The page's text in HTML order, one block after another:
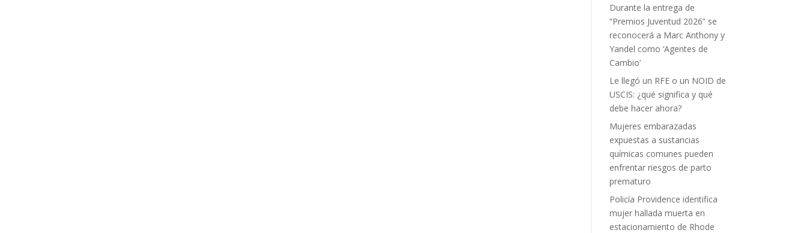
Durante la entrega de
“Premios Juventud 2026” se
reconocerá a Marc Anthony y
Yandel como ‘Agentes de
Cambio’
Le llegó un RFE o un NOID de
USCIS: ¿qué significa y qué
debe hacer ahora?
Mujeres embarazadas
expuestas a sustancias
químicas comunes pueden
enfrentar riesgos de parto
prematuro
Policía Providence identifica
mujer hallada muerta en
estacionamiento de Rhode